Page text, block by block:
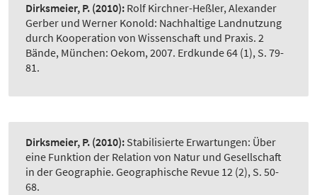
Dirksmeier, P. (2010): Rolf Kirchner-Heßler, Alexander
Gerber und Werner Konold: Nachhaltige Landnutzung
durch Kooperation von Wissenschaft und Praxis. 2
Bände, München: Oekom, 2007. Erdkunde 64 (1), S. 79-
81.
Dirksmeier, P. (2010): Stabilisierte Erwartungen: Über
eine Funktion der Relation von Natur und Gesellschaft
in der Geographie. Geographische Revue 12 (2), S. 50-
68.